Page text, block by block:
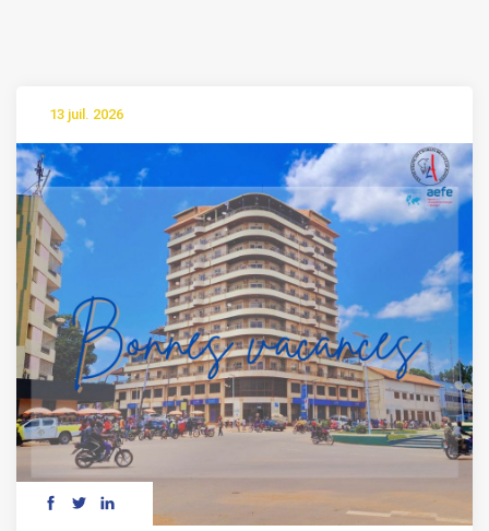
13 juil. 2026